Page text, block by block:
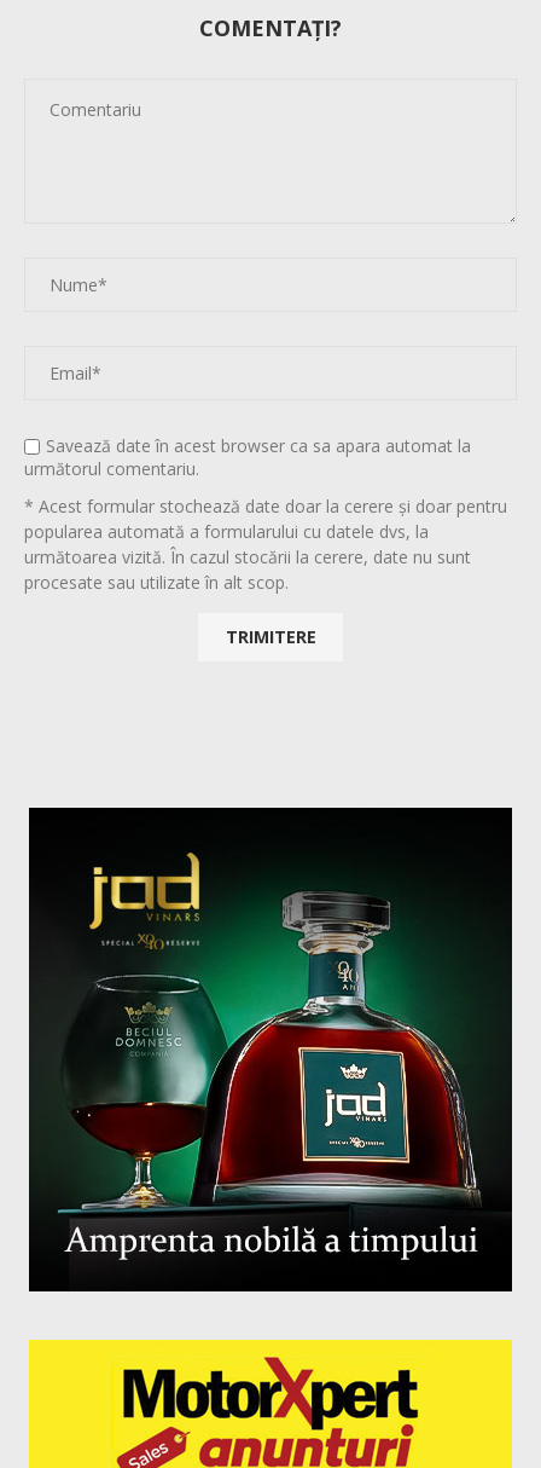
COMENTAȚI?
Savează date în acest browser ca sa apara automat la
următorul comentariu.
* Acest formular stochează date doar la cerere și doar pentru
popularea automată a formularului cu datele dvs, la
următoarea vizită. În cazul stocării la cerere, date nu sunt
procesate sau utilizate în alt scop.